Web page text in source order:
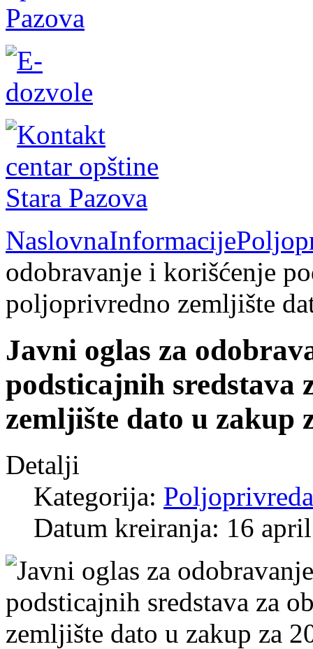
NaslovnaInformacije
odobravanje i korišćenje
poljoprivredno zemljište
Javni oglas za
podsticajnih
zemljište dato u zakup
Detalji
Kategorija: Poljoprivreda
Datum kreiranja: 16